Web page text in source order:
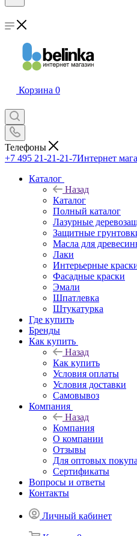
Корзина 0
Телефоны
+7 495 21-21-21-7Интернет
Каталог
Назад
Каталог
Полный каталог
Лазурные
Защитные
Масла для
Лаки
Интерьерные
Фасадные краски
Эмали
Шпатлевка
Штукатурка
Где купить
Бренды
Как купить
Назад
Как купить
Условия оплаты
Условия доставки
Самовывоз
Компания
Назад
Компания
О компании
Отзывы
Для оптовых
Сертификаты
Вопросы и ответы
Контакты
Личный кабинет